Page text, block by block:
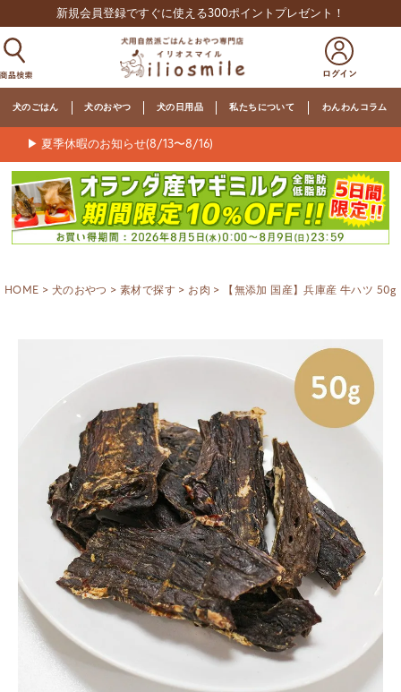
新規会員登録ですぐに使える300ポイントプレゼント！
犬のごはん 犬のおやつ 犬の日用品 私たちについて わんわんコラム
▶ 夏季休暇のお知らせ(8/13〜8/16)
HOME 犬のおやつ 素材で探す お肉 【無添加 国産】兵庫産 牛ハツ 50g